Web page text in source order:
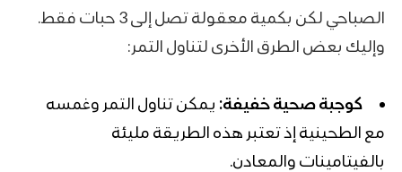
الصباحي لكن بكمية معقولة تصل إلى 3 حبات فقط.
وإليك بعض الطرق الأخرى لتناول التمر:
كوجبة صحية خفيفة: يمكن تناول التمر وغمسه
مع الطحينية إذ تعتبر هذه الطريقة مليئة
بالفيتامينات والمعادن.